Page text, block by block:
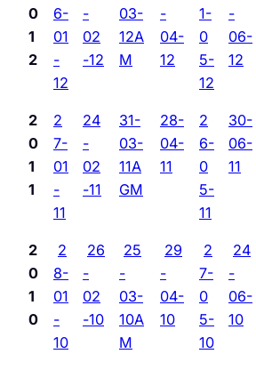
0
1
2
6-
01
-
12
-
02
-12
03-
12A
M
-
04-
12
1-
0
5-
12
-
06-
12
2
0
1
1
2
7-
01
-
11
24
-
02
-11
31-
03-
11A
GM
28-
04-
11
2
6-
0
5-
11
30-
06-
11
2
0
1
0
2
8-
01
-
10
26
-
02
-10
25
-
03-
10A
M
29
-
04-
10
2
7-
0
5-
10
24
-
06-
10